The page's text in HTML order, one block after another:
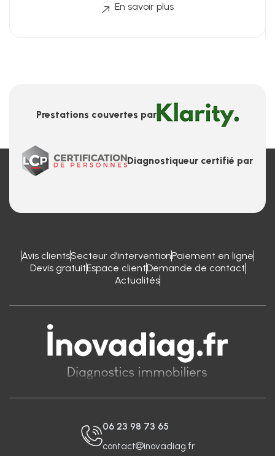
En savoir plus
Prestations couvertes par
Diagnostiqueur certifié par
Avis clientsSecteur d’interventionPaiement en ligne
Devis gratuitEspace clientDemande de contact
Actualités
06 23 98 73 65
contact
inovadiag.fr